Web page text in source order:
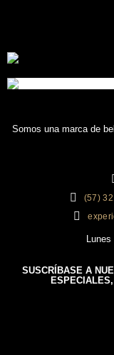
Somos una marca de
(57)
SUSCRÍBASE A